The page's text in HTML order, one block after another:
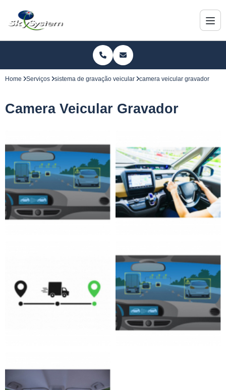
Home Serviços sistema de gravação veicular camera veicular gravador
Camera Veicular Gravador